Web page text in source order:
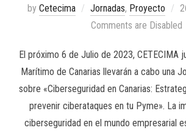
by Cetecima Jornadas, Proyecto
Comments are Disabled
El próximo 6 de Julio de 2023, CETECIMA
Marítimo de Canarias llevarán a cabo una
sobre «Ciberseguridad en Canarias:
prevenir ciberataques en tu Pyme». La
ciberseguridad en el mundo empresarial